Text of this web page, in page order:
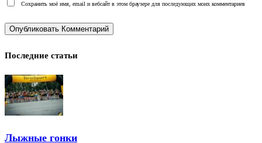
Сохранить моё имя, email и вебсайт в этом браузере для последующих моих комментариев
Последние статьи
Лыжные гонки